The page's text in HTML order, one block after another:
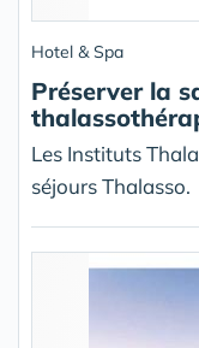
Hotel & Spa
Préserver la
Les Instituts
séjours Thalasso.